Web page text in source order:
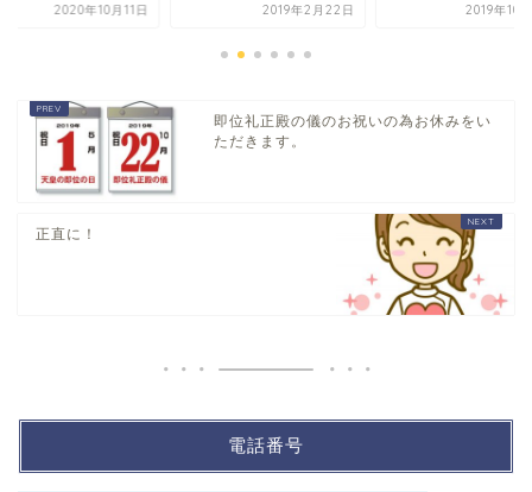
2020年10月11日 2019年2月22日 2019年10
即位礼正殿の儀のお祝いの為お休みをい
ただきます。
正直に！
電話番号